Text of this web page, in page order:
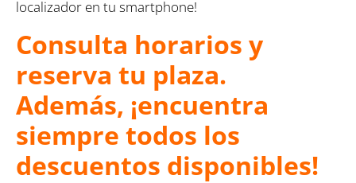
localizador en tu smartphone!
Consulta horarios y
reserva tu plaza.
Además, ¡encuentra
siempre todos los
descuentos disponibles!